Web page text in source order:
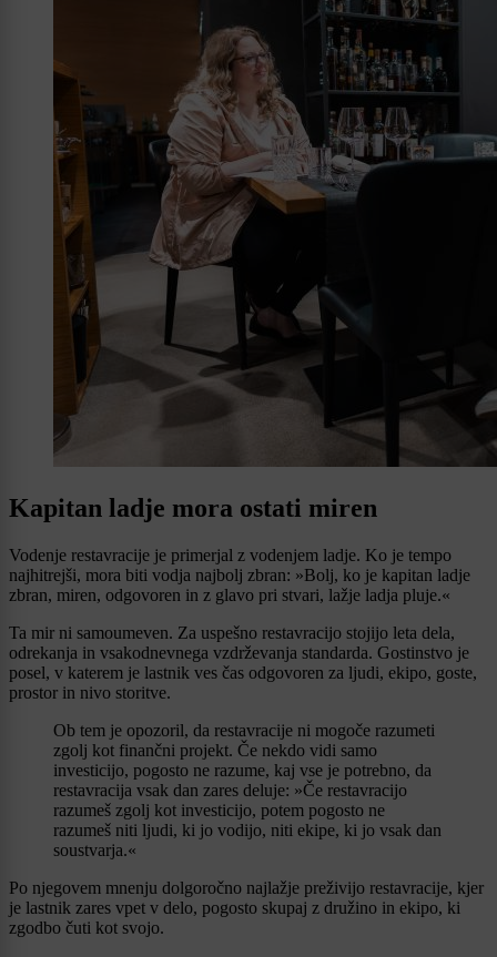
Kapitan ladje mora ostati miren
Vodenje restavracije je primerjal z vodenjem ladje. Ko je tempo
najhitrejši, mora biti vodja najbolj zbran: »Bolj, ko je kapitan ladje
zbran, miren, odgovoren in z glavo pri stvari, lažje ladja pluje.«
Ta mir ni samoumeven. Za uspešno restavracijo stojijo leta dela,
odrekanja in vsakodnevnega vzdrževanja standarda. Gostinstvo je
posel, v katerem je lastnik ves čas odgovoren za ljudi, ekipo, goste,
prostor in nivo storitve.
Ob tem je opozoril, da restavracije ni mogoče razumeti
zgolj kot finančni projekt. Če nekdo vidi samo
investicijo, pogosto ne razume, kaj vse je potrebno, da
restavracija vsak dan zares deluje: »Če restavracijo
razumeš zgolj kot investicijo, potem pogosto ne
razumeš niti ljudi, ki jo vodijo, niti ekipe, ki jo vsak dan
soustvarja.«
Po njegovem mnenju dolgoročno najlažje preživijo restavracije, kjer
je lastnik zares vpet v delo, pogosto skupaj z družino in ekipo, ki
zgodbo čuti kot svojo.